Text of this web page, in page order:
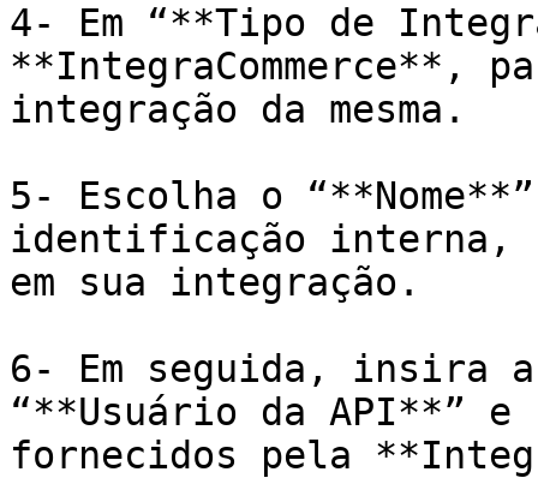
4- Em “**Tipo de
**IntegraCommerce**,
integração da mesma.
5- Escolha o
identificação interna,
em sua integração.
6- Em seguida, insira
“**Usuário da API**” e
fornecidos pela